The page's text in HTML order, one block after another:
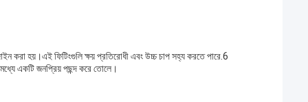
করা হয়।এই ফিটিংগুলি ক্ষয় প্রতিরোধী এবং উচ্চ চাপ সহ্য করতে পারে.6
একটি জনপ্রিয় পছন্দ করে তোলে।